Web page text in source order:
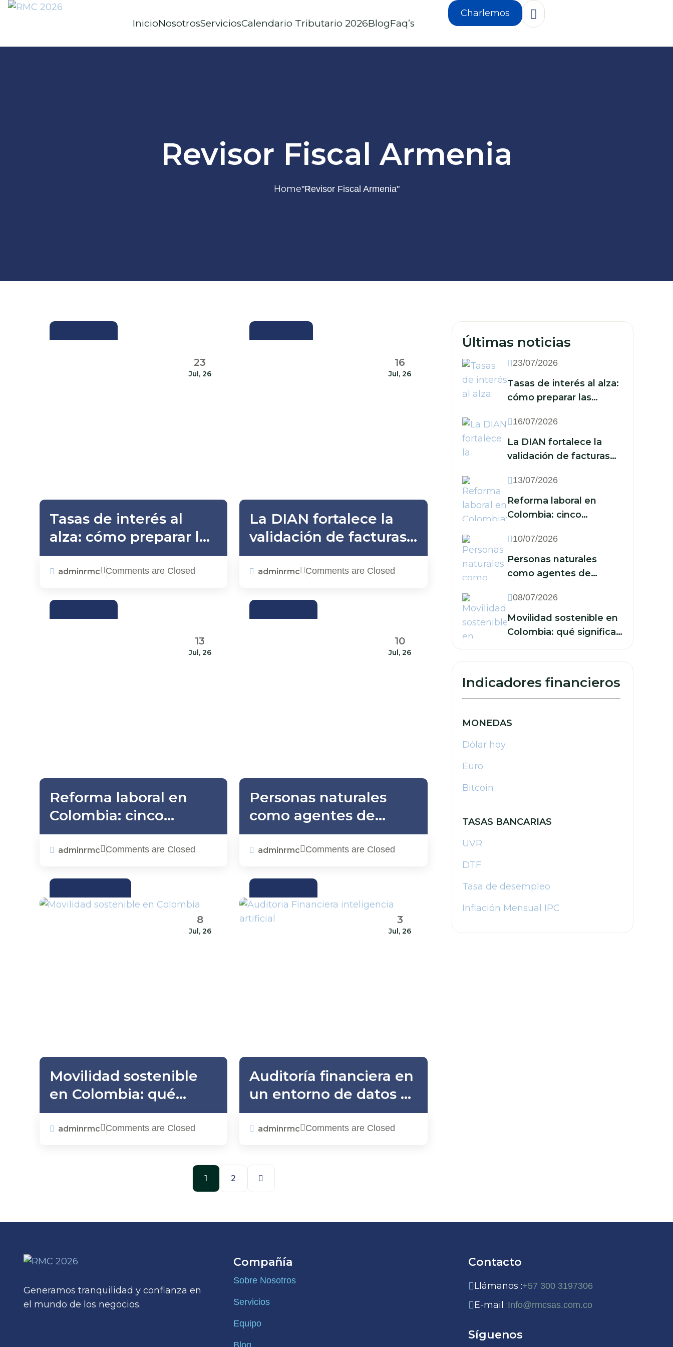
InicioNosotrosServiciosCalendario Tributario 2026BlogFaq’s
Charlemos
Revisor Fiscal Armenia
Home"Revisor Fiscal Armenia"
23
Jul, 26
Tasas de interés al
alza: cómo preparar las
finanzas de su
empresa ante un
económico
adminrmc Comments are Closed
16
Jul, 26
La DIAN fortalece la
validación de facturas
electrónicas: ¿qué
implica para las
adminrmc Comments are Closed
13
Jul, 26
Reforma laboral en
Colombia: cinco
acciones que las
empresas deben
la reducción de la
jornada y los nuevos
adminrmc Comments are Closed
10
Jul, 26
Personas naturales
como agentes de
retención: cuándo
están obligadas y qué
adminrmc Comments are Closed
8
Jul, 26
Movilidad sostenible
en Colombia: qué
significan sus retos
para las finanzas de su
adminrmc Comments are Closed
3
Jul, 26
Auditoría financiera en
un entorno de datos e
inteligencia artificial
adminrmc Comments are Closed
1 2
Últimas noticias
23/07/2026
Tasas de interés al alza:
cómo preparar las
ante un nuevo escenario
económico
16/07/2026
La DIAN fortalece la
validación de facturas
implica para las
empresas?
13/07/2026
Reforma laboral en
Colombia: cinco
empresas deben
implementar frente a la
reducción de la jornada
10/07/2026
Personas naturales
como agentes de
obligadas y qué deben
hacer
08/07/2026
Movilidad sostenible en
Colombia: qué significan
finanzas de su empresa
Indicadores financieros
MONEDAS
Dólar hoy
Euro
Bitcoin
TASAS BANCARIAS
UVR
DTF
Tasa de desempleo
Inflación Mensual IPC
Generamos tranquilidad y confianza en
el mundo de los negocios.
Compañía
Sobre Nosotros
Servicios
Equipo
Blog
Contacto
Llámanos :+57 300 3197306
E-mail :Info@rmcsas.com.co
Síguenos